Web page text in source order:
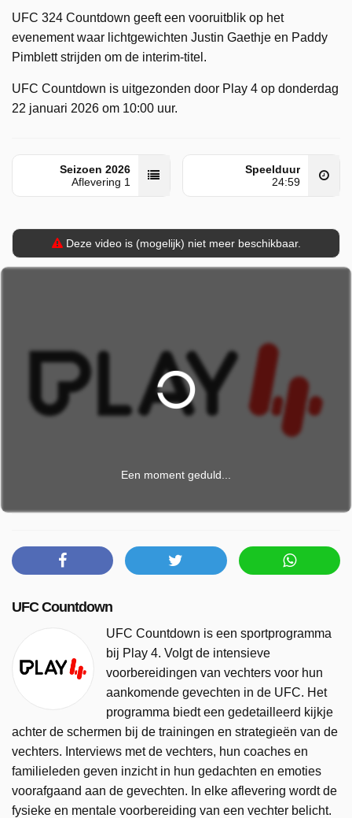
UFC 324 Countdown geeft een vooruitblik op het
evenement waar lichtgewichten Justin Gaethje en Paddy
Pimblett strijden om de interim-titel.
UFC Countdown is uitgezonden door Play 4 op donderdag
22 januari 2026 om 10:00 uur.
Seizoen 2026
Aflevering 1
Speelduur
24:59
Deze video is (mogelijk) niet meer beschikbaar.
Een moment geduld...
UFC Countdown
UFC Countdown is een sportprogramma
bij Play 4. Volgt de intensieve
voorbereidingen van vechters voor hun
aankomende gevechten in de UFC. Het
programma biedt een gedetailleerd kijkje
achter de schermen bij de trainingen en strategieën van de
vechters. Interviews met de vechters, hun coaches en
familieleden geven inzicht in hun gedachten en emoties
voorafgaand aan de gevechten. In elke aflevering wordt de
fysieke en mentale voorbereiding van een vechter belicht.